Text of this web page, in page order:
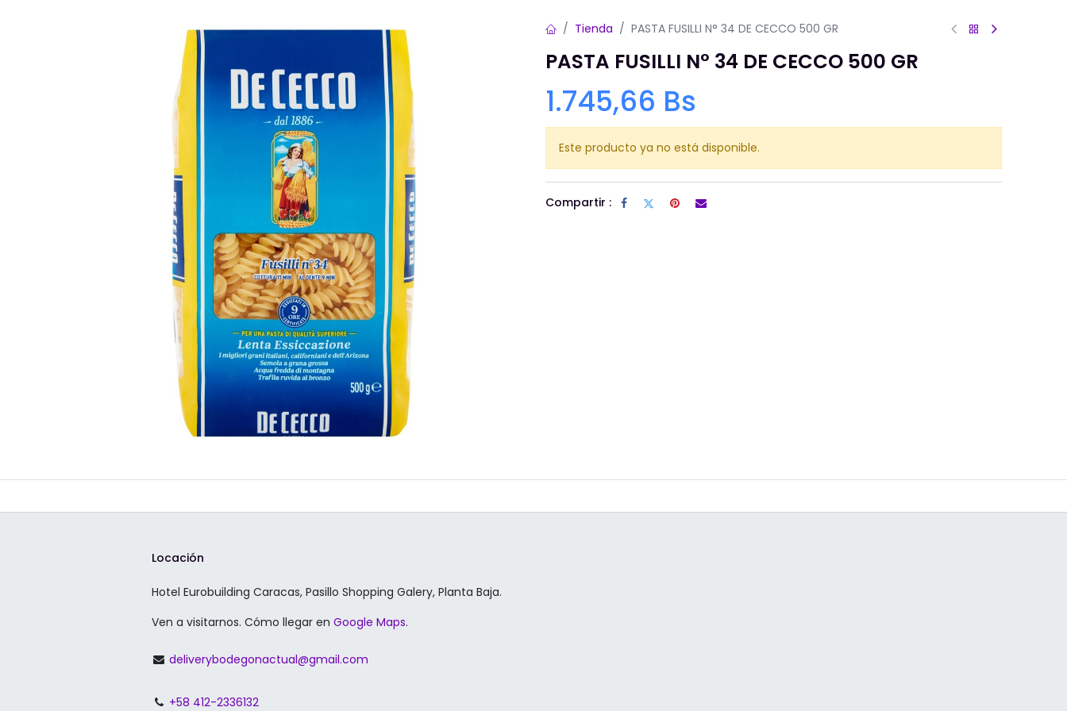
Tienda PASTA FUSILLI N° 34 DE CECCO 500 GR
PASTA FUSILLI N° 34 DE CECCO 500 GR
1.745,66 Bs
Este producto ya no está disponible.
Compartir :
Locación
Hotel Eurobuilding Caracas, Pasillo Shopping Galery, Planta Baja.
Ven a visitarnos. Cómo llegar enGoogle Maps.
deliverybodegonactual@gmail.com
+58 412-2336132